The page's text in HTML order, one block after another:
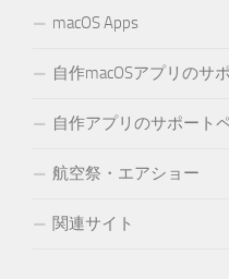
macOS Apps
自作macOSアプリのサ
自作アプリのサポート
航空祭・エアショー
関連サイト